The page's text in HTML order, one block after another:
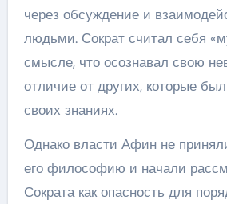
через обсуждение и
людьми. Сократ считал себя
смысле, что осознавал свою
отличие от других, которые
своих знаниях.
Однако власти Афин не
его философию и начали
Сократа как опасность для